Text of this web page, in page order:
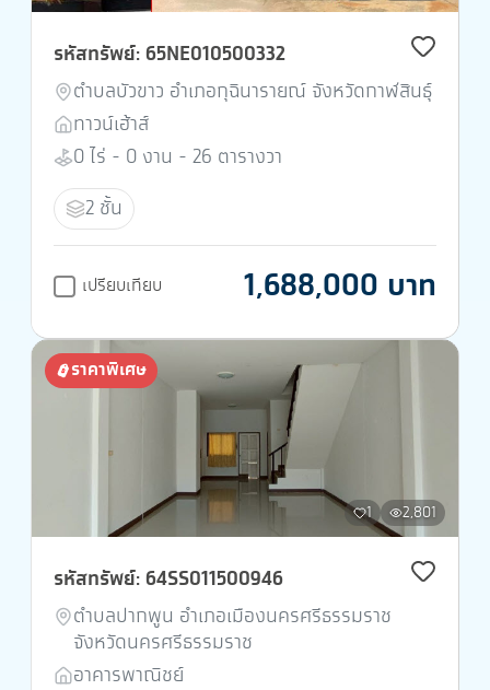
รหัสทรัพย์: 65NE010500332
ตำบลบัวขาว อำเภอกุฉินารายณ์ จังหวัดกาฬสินธุ์
ทาวน์เฮ้าส์
0 ไร่ - 0 งาน - 26 ตารางวา
2 ชั้น
เปรียบเทียบ 1,688,000 บาท
ราคาพิเศษ
1 2,801
รหัสทรัพย์: 64SS011500946
ตำบลปากพูน อำเภอเมืองนครศรีธรรมราช
จังหวัดนครศรีธรรมราช
อาคารพาณิชย์